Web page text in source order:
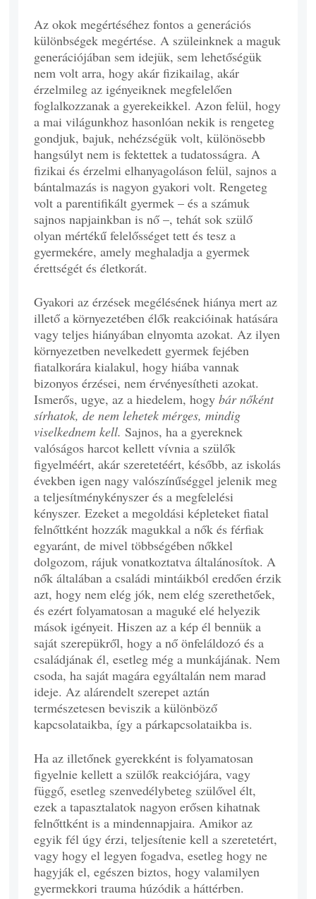
Az okok megértéséhez fontos a generációs
különbségek megértése. A szüleinknek a maguk
generációjában sem idejük, sem lehetőségük
nem volt arra, hogy akár fizikailag, akár
érzelmileg az igényeiknek megfelelően
foglalkozzanak a gyerekeikkel. Azon felül, hogy
a mai világunkhoz hasonlóan nekik is rengeteg
gondjuk, bajuk, nehézségük volt, különösebb
hangsúlyt nem is fektettek a tudatosságra. A
fizikai és érzelmi elhanyagoláson felül, sajnos a
bántalmazás is nagyon gyakori volt. Rengeteg
volt a parentifikált gyermek – és a számuk
sajnos napjainkban is nő –, tehát sok szülő
olyan mértékű felelősséget tett és tesz a
gyermekére, amely meghaladja a gyermek
érettségét és életkorát.
Gyakori az érzések megélésének hiánya mert az
illető a környezetében élők reakcióinak hatására
vagy teljes hiányában elnyomta azokat. Az ilyen
környezetben nevelkedett gyermek fejében
fiatalkorára kialakul, hogy hiába vannak
bizonyos érzései, nem érvényesítheti azokat.
Ismerős, ugye, az a hiedelem, hogybár nőként
sírhatok, de nem lehetek mérges, mindig
viselkednem kell. Sajnos, ha a gyereknek
valóságos harcot kellett vívnia a szülők
figyelméért, akár szeretetéért, később, az iskolás
években igen nagy valószínűséggel jelenik meg
a teljesítménykényszer és a megfelelési
kényszer. Ezeket a megoldási képleteket fiatal
felnőttként hozzák magukkal a nők és férfiak
egyaránt, de mivel többségében nőkkel
dolgozom, rájuk vonatkoztatva általánosítok. A
nők általában a családi mintáikból eredően érzik
azt, hogy nem elég jók, nem elég szerethetőek,
és ezért folyamatosan a maguké elé helyezik
mások igényeit. Hiszen az a kép él bennük a
saját szerepükről, hogy a nő önfeláldozó és a
családjának él, esetleg még a munkájának. Nem
csoda, ha saját magára egyáltalán nem marad
ideje. Az alárendelt szerepet aztán
természetesen beviszik a különböző
kapcsolataikba, így a párkapcsolataikba is.
Ha az illetőnek gyerekként is folyamatosan
figyelnie kellett a szülők reakciójára, vagy
függő, esetleg szenvedélybeteg szülővel élt,
ezek a tapasztalatok nagyon erősen kihatnak
felnőttként is a mindennapjaira. Amikor az
egyik fél úgy érzi, teljesítenie kell a szeretetért,
vagy hogy el legyen fogadva, esetleg hogy ne
hagyják el, egészen biztos, hogy valamilyen
gyermekkori trauma húzódik a háttérben.